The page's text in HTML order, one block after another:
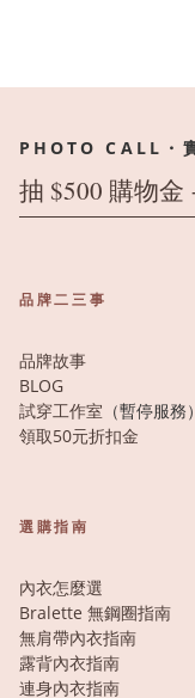
PHOTO CALL・
抽 $500 購物
品牌二三事
品牌故事
BLOG
試穿工作室 （暫停服務）
領取50元折扣金
選購指南
內衣怎麼選
Bralette 無鋼圈指南
無肩帶內衣指南
露背內衣指南
連身內衣指南